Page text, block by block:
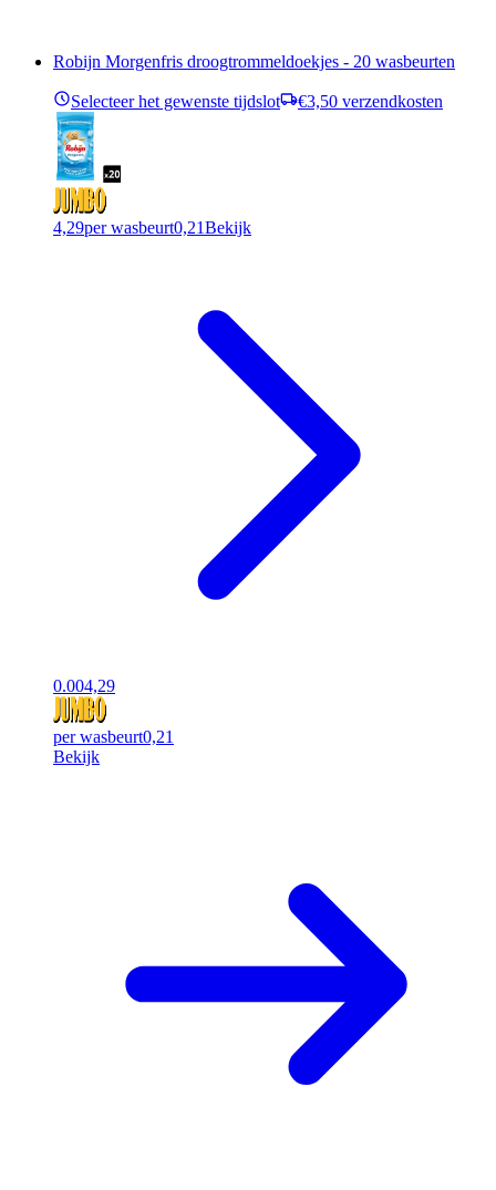
Robijn Morgenfris droogtrommeldoekjes - 20 wasbeurten
Selecteer het gewenste tijdslot €3,50 verzendkosten
4,29per wasbeurt0,21Bekijk
0.004,29
per wasbeurt0,21
Bekijk